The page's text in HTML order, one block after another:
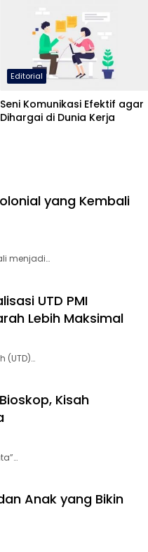
Editorial
Seni Komunikasi Efektif agar
Dihargai di Dunia Kerja
yang Kembali
menjadi…
UTD PMI
Lebih Maksimal
(UTD)…
Kisah
Anak yang Bikin